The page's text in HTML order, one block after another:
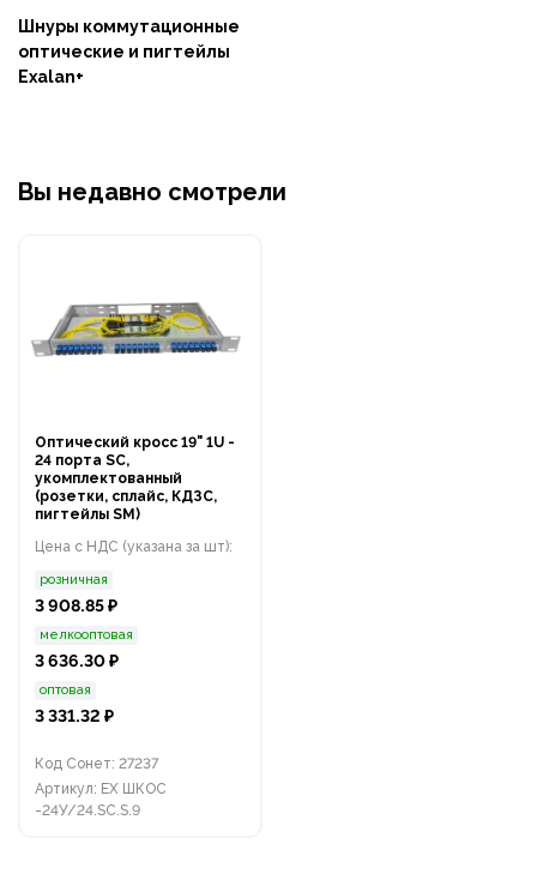
Шнуры коммутационные
оптические и пигтейлы
Exalan+
Вы недавно смотрели
Оптический кросс 19" 1U -
24 порта SC,
укомплектованный
(розетки, сплайс, КДЗС,
пигтейлы SM)
Цена с НДС (указана за шт):
розничная
3 908.85 ₽
мелкооптовая
3 636.30 ₽
оптовая
3 331.32 ₽
Код Сонет: 27237
Артикул: ЕХ ШКОС
-24У/24.SC.S.9